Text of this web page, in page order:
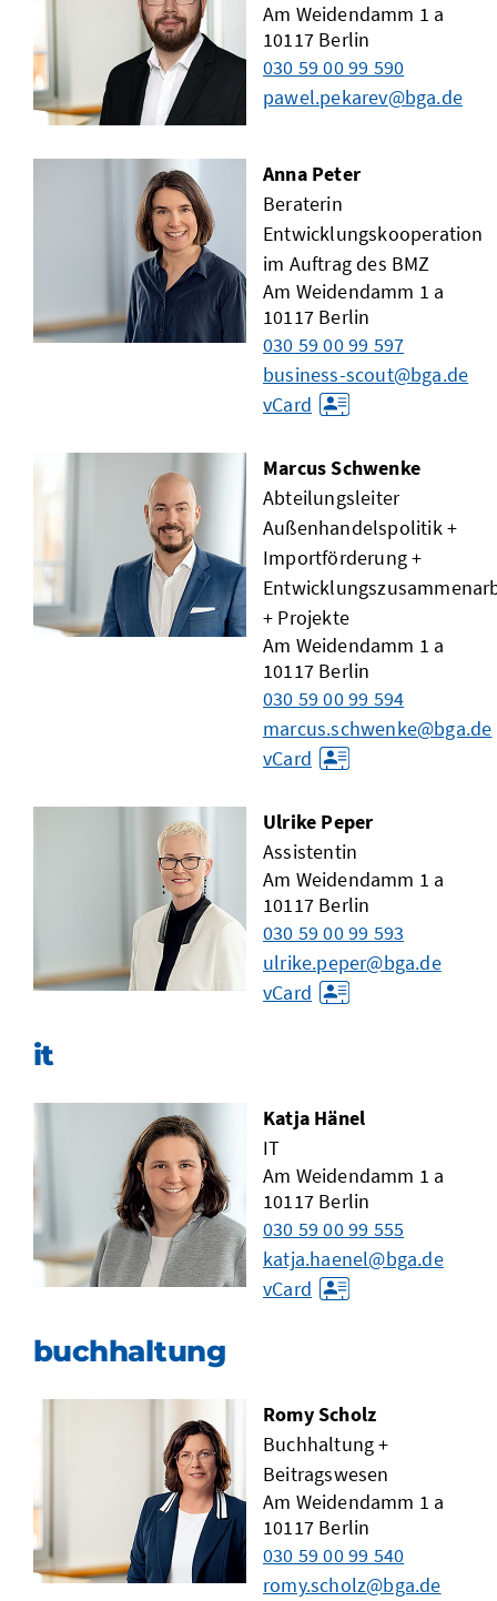
Am Weidendamm 1 a
10117 Berlin
030 59 00 99 590
pawel.pekarev@bga.de
Anna Peter
Beraterin
Entwicklungskooperation
im Auftrag des BMZ
Am Weidendamm 1 a
10117 Berlin
030 59 00 99 597
business-scout@bga.de
vCard
Marcus Schwenke
Abteilungsleiter
Außenhandelspolitik +
Importförderung +
+ Projekte
Am Weidendamm 1 a
10117 Berlin
030 59 00 99 594
marcus.schwenke@bga.de
vCard
Ulrike Peper
Assistentin
Am Weidendamm 1 a
10117 Berlin
030 59 00 99 593
ulrike.peper@bga.de
vCard
it
Katja Hänel
IT
Am Weidendamm 1 a
10117 Berlin
030 59 00 99 555
katja.haenel@bga.de
vCard
buchhaltung
Romy Scholz
Buchhaltung +
Beitragswesen
Am Weidendamm 1 a
10117 Berlin
030 59 00 99 540
romy.scholz@bga.de